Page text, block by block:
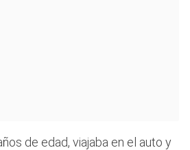
de edad, viajaba en el auto y